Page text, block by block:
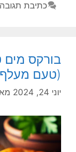
כתיבת תגובה
בורקס מים
(טעם
יוני 24, 2024